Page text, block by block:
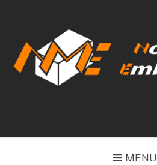
conteúdo
MENU